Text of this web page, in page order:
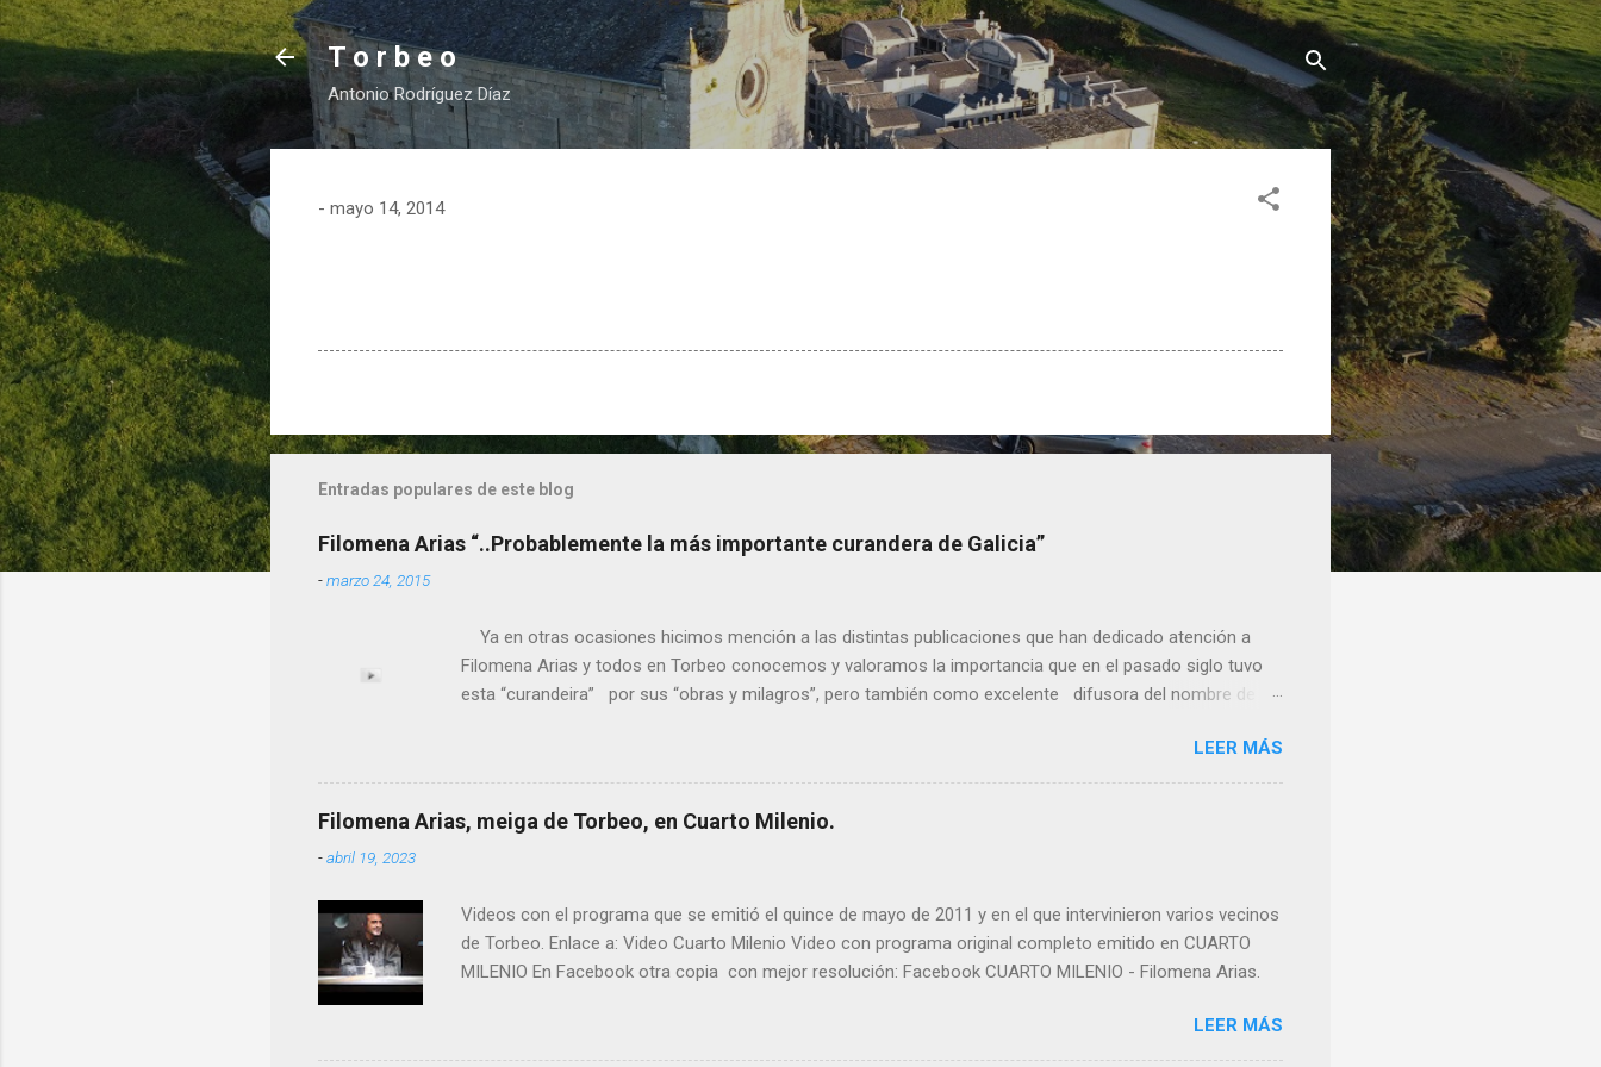
Ir al contenido principal
T o r b e o
Antonio Rodríguez Díaz
- mayo 14, 2014
Entradas populares de este blog
Filomena Arias “..Probablemente la más importante curandera de Galicia”
-marzo 24, 2015
Ya en otras ocasiones hicimos mención a las distintas publicaciones que han dedicado atención a
Filomena Arias y todos en Torbeo conocemos y valoramos la importancia que en el pasado siglo tuvo
esta “curandeira” por sus “obras y milagros”, pero también como excelente difusora del nombre de
más importante curandera de Galicia” . En esta ocasión retomamos el tema para hacer mención a
ANTON PATIÑO REGUEIRA (ya fallecido) cuyo empeño por estudiar y dar a conocer a esta “sabia” y por
ende a Torbeo no le fue nunca suficientemente reconocido. También reproducimos integro el articulo
que en el año 2000 publico Ángel Arnaiz recogiendo información de primera mano que le suministraron
LEER MÁS
Filomena Arias, meiga de Torbeo, en Cuarto Milenio.
-abril 19, 2023
Videos con el programa que se emitió el quince de mayo de 2011 y en el que intervinieron varios vecinos
de Torbeo. Enlace a: Video Cuarto Milenio Video con programa original completo emitido en CUARTO
MILENIO En Facebook otra copia con mejor resolución: Facebook CUARTO MILENIO - Filomena Arias.
LEER MÁS